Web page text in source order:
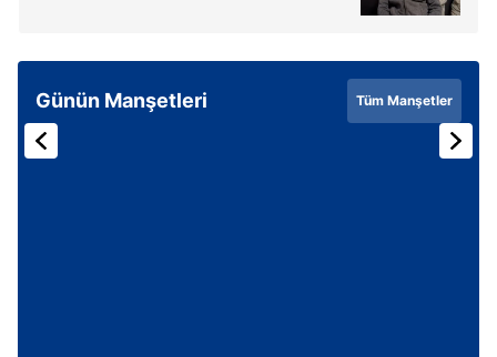
Günün Manşetleri Tüm Manşetler